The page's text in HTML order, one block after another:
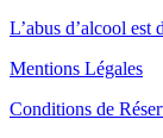
L’abus d’alcool est
Mentions Légales
Conditions de